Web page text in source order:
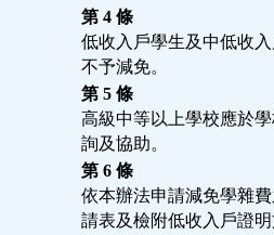
第 4 條
低收入戶學生及中低收
不予減免。
第 5 條
高級中等以上學校應於
詢及協助。
第 6 條
依本辦法申請減免學雜
請表及檢附低收入戶證